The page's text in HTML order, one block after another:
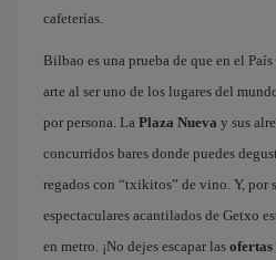
cafeterías.
Bilbao es una prueba de que en el
arte al ser uno de los lugares del
por persona. La Plaza Nueva y sus
concurridos bares donde puedes
regados con “txikitos” de vino. Y, por
espectaculares acantilados de Getxo
en metro. ¡No dejes escapar las ofertas